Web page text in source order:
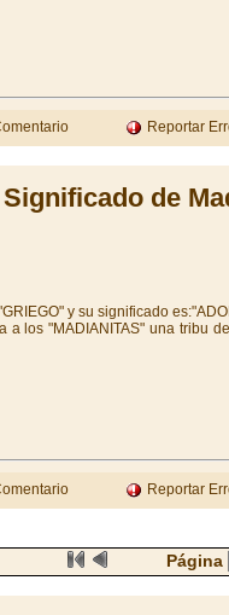
Reportar
de
y su significado
a los "MADIANITAS" una tribu
Reportar
Página